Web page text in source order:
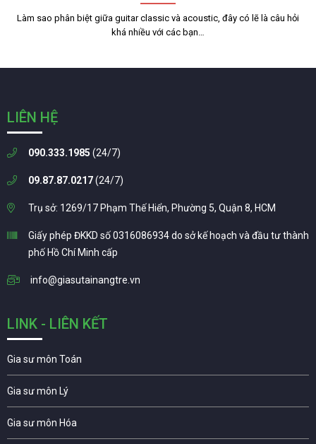
Làm sao phân biệt giữa guitar classic và acoustic, đây có lẽ là câu hỏi
khá nhiều với các bạn…
LIÊN HỆ
090.333.1985 (24/7)
09.87.87.0217(24/7)
Trụ sở: 1269/17 Phạm Thế Hiển, Phường 5, Quận 8, HCM
Giấy phép ĐKKD số 0316086934 do sở kế hoạch và đầu tư thành
phố Hồ Chí Minh cấp
info@giasutainangtre.vn
LINK - LIÊN KẾT
Gia sư môn Toán
Gia sư môn Lý
Gia sư môn Hóa